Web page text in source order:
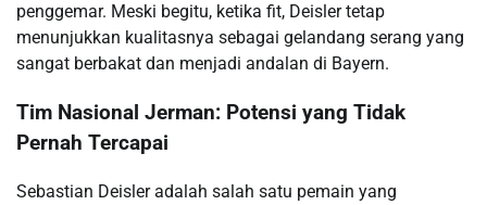
penggemar. Meski begitu, ketika fit, Deisler tetap
menunjukkan kualitasnya sebagai gelandang serang yang
sangat berbakat dan menjadi andalan di Bayern.
Tim Nasional Jerman: Potensi yang Tidak
Pernah Tercapai
Sebastian Deisler adalah salah satu pemain yang